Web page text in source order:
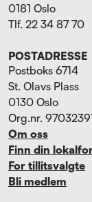
0181 Oslo
Tlf. 22 34 87 70
POSTADRESSE
Postboks 6714
St. Olavs Plass
0130 Oslo
Org.nr.
Om oss
Finn din
For tillitsvalgte
Bli medlem